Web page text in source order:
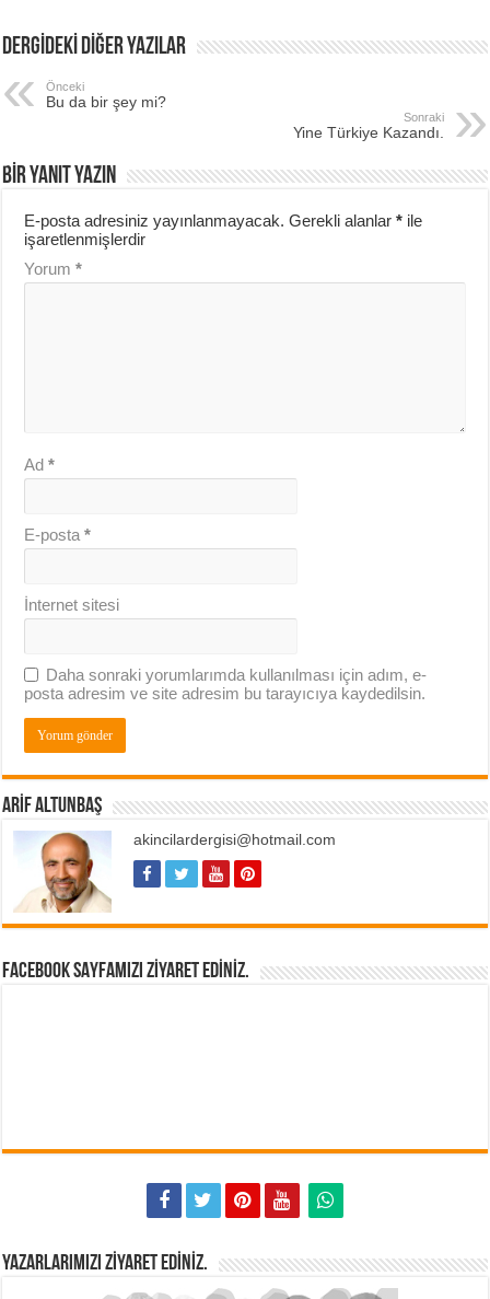
DERGİDEKİ DİĞER YAZILAR
Önceki
Bu da bir şey mi?
Sonraki
Yine Türkiye Kazandı.
BIR YANIT YAZIN
E-posta adresiniz yayınlanmayacak. Gerekli alanlar* ile
işaretlenmişlerdir
Yorum*
Ad*
E-posta*
İnternet sitesi
Daha sonraki yorumlarımda kullanılması için adım, e-
posta adresim ve site adresim bu tarayıcıya kaydedilsin.
ARIF ALTUNBAŞ
akincilardergisi@hotmail.com
FACEBOOK SAYFAMIZI ZIYARET EDINIZ.
YAZARLARIMIZI ZIYARET EDINIZ.